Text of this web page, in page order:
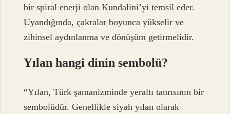
bir spiral enerji olan Kundalini’yi temsil eder.
Uyandığında, çakralar boyunca yükselir ve
zihinsel aydınlanma ve dönüşüm getirmelidir.
Yılan hangi dinin sembolü?
“Yılan, Türk şamanizminde yeraltı tanrısının bir
sembolüdür. Genellikle siyah yılan olarak